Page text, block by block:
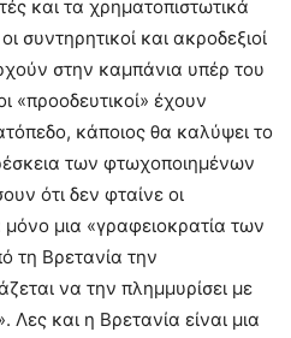
και τα χρηματοπιστωτικά
συντηρητικοί και ακροδεξιοί
στην καμπάνια υπέρ του
«προοδευτικοί» έχουν
κάποιος θα καλύψει το
των φτωχοποιημένων
ότι δεν φταίνε οι
μόνο μια «γραφειοκρατία των
τη Βρετανία την
να την πλημμυρίσει με
και η Βρετανία είναι μια